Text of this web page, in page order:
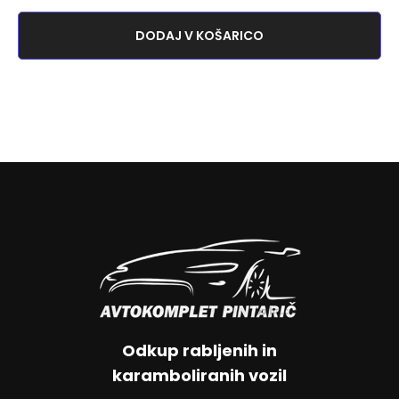
DODAJ V KOŠARICO
Odkup rabljenih in
karamboliranih vozil